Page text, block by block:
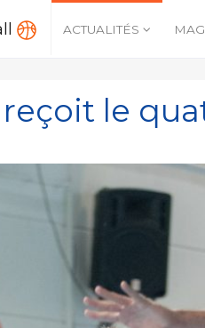
ACTUALITÉS
le